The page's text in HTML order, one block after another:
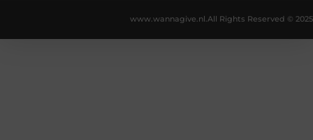
All Rights Reserved © 2025
www.wannagive.nl.